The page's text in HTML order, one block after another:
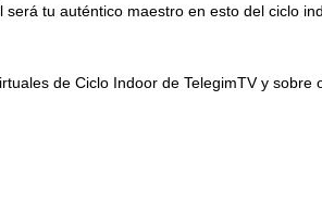
tu auténtico maestro en esto del ciclo
de Ciclo Indoor de TelegimTV y sobre